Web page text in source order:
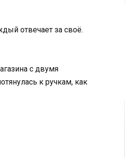
отвечает за своё.
с двумя
к ручкам, как